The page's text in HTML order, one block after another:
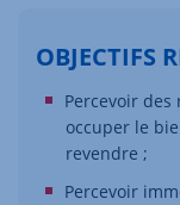
OBJECTIFS
Percevoir
occuper le
revendre ;
Percevoir